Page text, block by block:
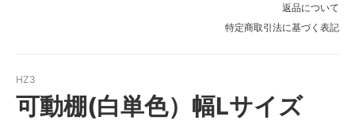
75-60
7,744円(税込)
返品について
特定商取引法に基づく表記
HZ3
可動棚(白単色）幅Lサイズ